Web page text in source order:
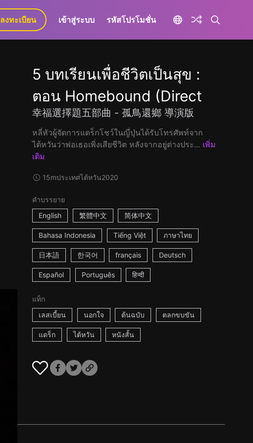
GaLa+
ลงทะเบียน เข้าสู่ระบบ รหัสโปรโมชั่น
5 บทเรียนเพื่อชีวิตเป็นสุข :
ตอน Homebound (Direct
幸福選擇題五部曲 - 孤鳥還鄉 導演版
หลี่หัวผู้จัดการแดร็กโชว์ในญี่ปุ่นได้รับโทรศัพท์จาก
ไต้หวันว่าพ่อเธอเพิ่งเสียชีวิต หลังจากอยู่ต่างประ... เพิ่ม
เติม
15mประเทศไต้หวัน2020
คำบรรยาย
English
繁體中文 简体中文
Bahasa Indonesia Tiếng Việt ภาษาไทย
日本語 한국어 français Deutsch
Español Português हिन्दी
แท็ก
เลสเบี้ยน
นอกใจ ต้นฉบับ ตลกขบขัน
แดร็ก ไต้หวัน หนังสั้น